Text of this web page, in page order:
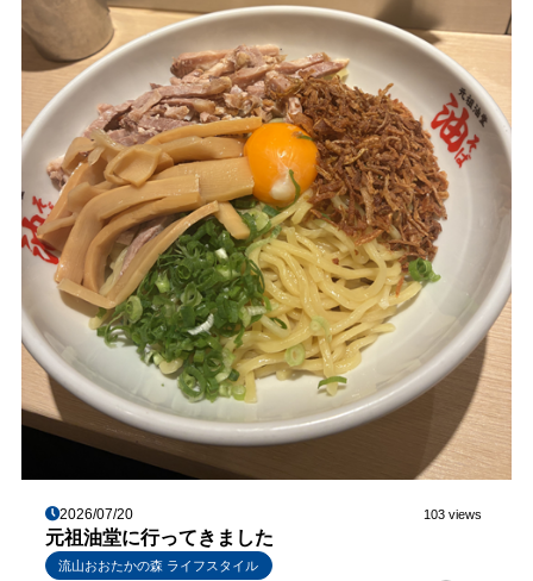
2026/07/20 103 views
元祖油堂に行ってきました
流山おおたかの森 ライフスタイル